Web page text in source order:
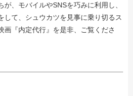
、モバイルやSNSを巧みに利用し、
して、シュウカツを見事に乗り切るス
画『内定代行』を是非、ご覧くださ